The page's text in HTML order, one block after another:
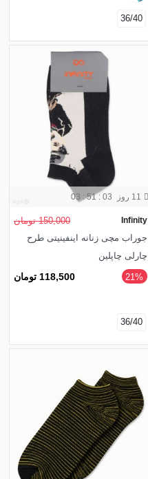
36/40
11 روز 03 : 51 : 01
Infinity
150,000 تومان
جوراب مچی زنانه اینفینیتی طرح
چارلی چاپلین
‎21% 118,500 تومان
36/40